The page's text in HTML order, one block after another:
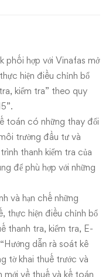
hợp với Vinafas mở
hiện điều chỉnh bổ
kiểm tra” theo quy
có những thay đổi
trường đầu tư và
thanh kiểm tra của
để phù hợp với những
và hạn chế những
thực hiện điều chỉnh bổ
thanh tra, kiểm tra, E-
dẫn rà soát kê
tờ khai thuế trước và
về thuế và kế toán